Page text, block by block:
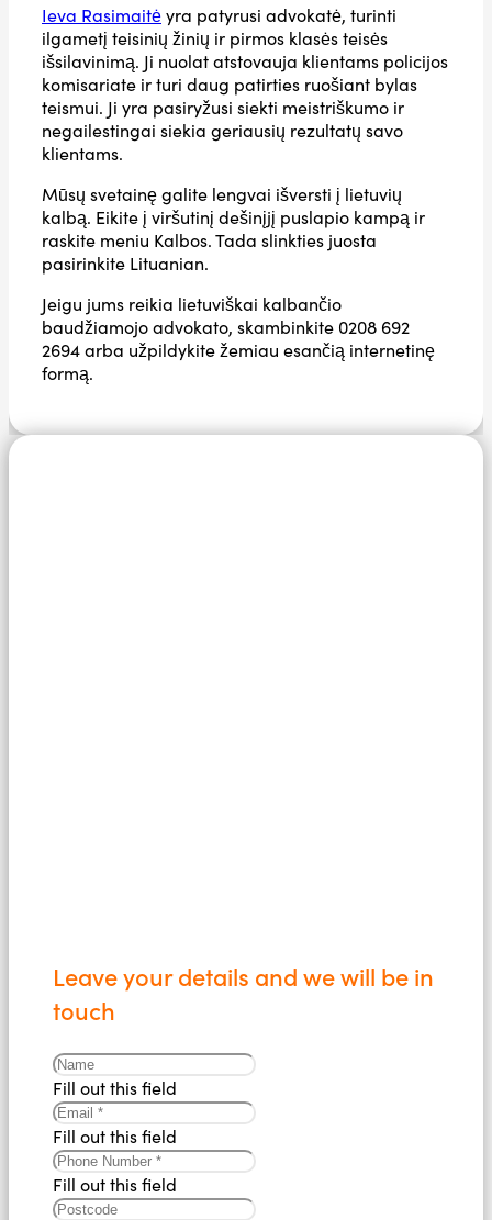
Ieva Rasimaitėyra patyrusi advokatė, turinti
ilgametį teisinių žinių ir pirmos klasės teisės
išsilavinimą. Ji nuolat atstovauja klientams policijos
komisariate ir turi daug patirties ruošiant bylas
teismui. Ji yra pasiryžusi siekti meistriškumo ir
negailestingai siekia geriausių rezultatų savo
klientams.
Mūsų svetainę galite lengvai išversti į lietuvių
kalbą. Eikite į viršutinį dešinįjį puslapio kampą ir
raskite meniu Kalbos. Tada slinkties juosta
pasirinkite Lituanian.
Jeigu jums reikia lietuviškai kalbančio
baudžiamojo advokato, skambinkite 0208 692
2694 arba užpildykite žemiau esančią internetinę
formą.
Leave your details and we will be in
touch
Fill out this field
Fill out this field
Fill out this field